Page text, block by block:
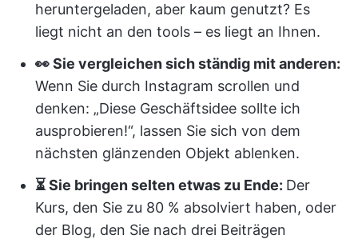
heruntergeladen, aber kaum genutzt? Es
liegt nicht an den tools – es liegt an Ihnen.
👀 Sie vergleichen sich ständig mit anderen:
Wenn Sie durch Instagram scrollen und
denken: „Diese Geschäftsidee sollte ich
ausprobieren!“, lassen Sie sich von dem
nächsten glänzenden Objekt ablenken.
⏳ Sie bringen selten etwas zu Ende: Der
Kurs, den Sie zu 80 % absolviert haben, oder
der Blog, den Sie nach drei Beiträgen